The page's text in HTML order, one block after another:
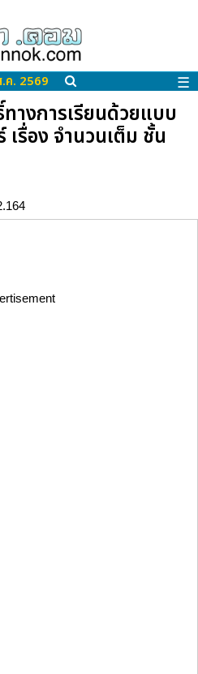
ค. 2569 ☰
งการเรียนด้วยแบบ
รื่อง จำนวนเต็ม ชั้น